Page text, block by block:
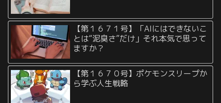
【第１６７１号】「AIにはできないこ
とは“泥臭さ”だけ」それ本気で思って
ますか？
【第１６７０号】ポケモンスリープか
ら学ぶ人生戦略